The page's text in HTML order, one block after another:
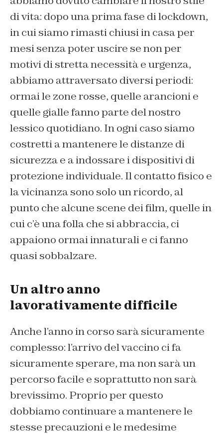
di vita: dopo una prima fase di lockdown,
in cui siamo rimasti chiusi in casa per
mesi senza poter uscire se non per
motivi di stretta necessità e urgenza,
abbiamo attraversato diversi periodi:
ormai le zone rosse, quelle arancioni e
quelle gialle fanno parte del nostro
lessico quotidiano. In ogni caso siamo
costretti a mantenere le distanze di
sicurezza e a indossare i dispositivi di
protezione individuale. Il contatto fisico e
la vicinanza sono solo un ricordo, al
punto che alcune scene dei film, quelle in
cui c’è una folla che si abbraccia, ci
appaiono ormai innaturali e ci fanno
quasi sobbalzare.
Un altro anno
lavorativamente difficile
Anche l’anno in corso sarà sicuramente
complesso: l’arrivo del vaccino ci fa
sicuramente sperare, ma non sarà un
percorso facile e soprattutto non sarà
brevissimo. Proprio per questo
dobbiamo continuare a mantenere le
stesse precauzioni e le medesime